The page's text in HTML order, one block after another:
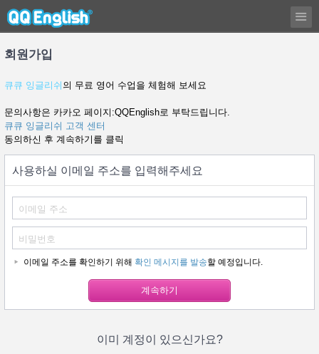
회원가입
큐큐 잉글리쉬 의 무료 영어 수업을 체험해 보세요
문의사항은 카카오 페이지:QQEnglish로 부탁드립니다.
큐큐 잉글리쉬 고객 센터
동의하신 후 계속하기를 클릭
사용하실 이메일 주소를 입력해주세요
이메일 주소를 확인하기 위해 확인 메시지를 발송할 예정입니다.
이미 계정이 있으신가요?